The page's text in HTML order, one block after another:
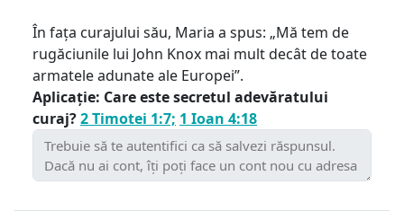
În fața curajului său, Maria a spus: „Mă tem de
rugăciunile lui John Knox mai mult decât de toate
armatele adunate ale Europei”.
Aplicație: Care este secretul adevăratului
curaj?2 Timotei 1:7; 1 Ioan 4:18